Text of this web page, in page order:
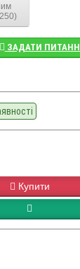
ЗАДАТИ
Купити